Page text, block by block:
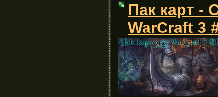
Пак карт -
WarCraft 3